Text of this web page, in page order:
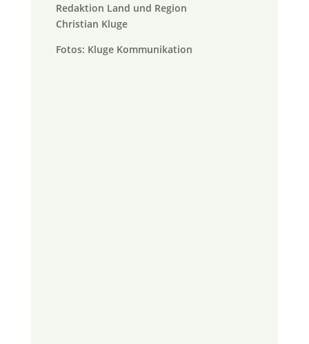
Redaktion Land und Region
Christian Kluge
Fotos: Kluge Kommunikation